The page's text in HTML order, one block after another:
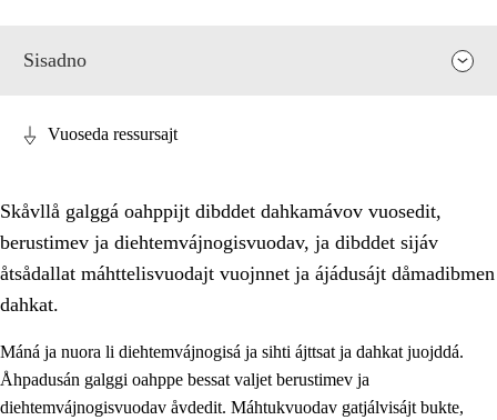
Sisadno
1. Åhpadusá árvvovuodo
1.1 Almasjárvvo
Vuoseda ressursajt
Skåvllå galggá oahppijt dibddet dahkamávov vuosedit,
berustimev ja diehtemvájnogisvuodav, ja dibddet sijáv
åtsådallat máhttelisvuodajt vuojnnet ja ájádusájt dåmadibmen
dahkat.
Máná ja nuora li diehtemvájnogisá ja sihti ájttsat ja dahkat juojddá.
Åhpadusán galggi oahppe bessat valjet berustimev ja
diehtemvájnogisvuodav åvdedit. Máhtukvuodav gatjálvisájt bukte,